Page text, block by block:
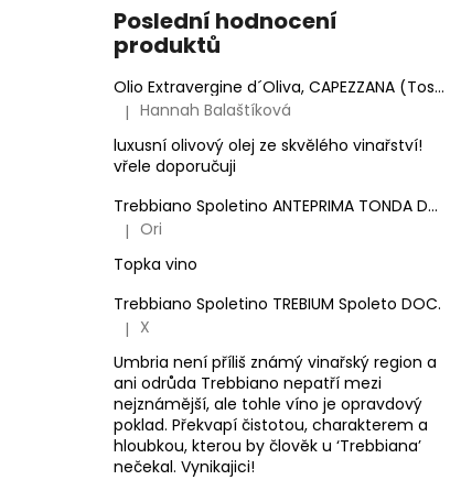
Poslední hodnocení
produktů
Olio Extravergine d´Oliva, CAPEZZANA (Toskánsko) - 0,5 l
Hodnocení produktu je 5 z 5 hvězdiček.
| Hannah Balaštíková
luxusní olivový olej ze skvělého vinařství!
vřele doporučuji
Trebbiano Spoletino ANTEPRIMA TONDA DOC.
Hodnocení produktu je 5 z 5 hvězdiček.
| Ori
Topka vino
Trebbiano Spoletino TREBIUM Spoleto DOC.
Hodnocení produktu je 5 z 5 hvězdiček.
| X
Umbria není příliš známý vinařský region a
ani odrůda Trebbiano nepatří mezi
nejznámější, ale tohle víno je opravdový
poklad. Překvapí čistotou, charakterem a
hloubkou, kterou by člověk u ‘Trebbiana’
nečekal. Vynikajici!